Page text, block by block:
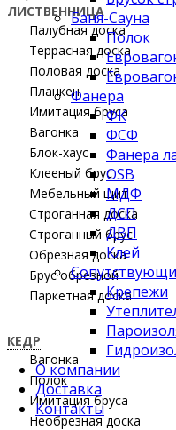
Баня-Сауна
Полок
Фанера
ФК
ФСФ
Фанера
OSB
МДФ
ДСП
ДВП
Клей
Крепежи
О компании
Доставка
Контакты
ЛИСТВЕННИЦА
Палубная доска
Террасная доска
Половая доска
Планкен
Имитация бруса
Вагонка
Блок-хаус
Клееный брус
Мебельный щит
Строганная доска
Строганный брус
Обрезная доска
Брус обрезной
Паркетная доска
КЕДР
Вагонка
Полок
Имитация бруса
Необрезная доска